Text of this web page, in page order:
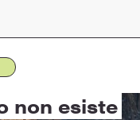
non esiste